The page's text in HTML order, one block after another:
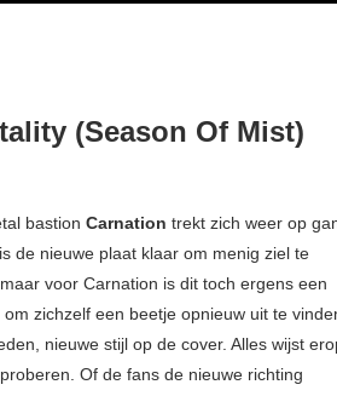
(Season Of Mist)
bastion Carnation trekt zich weer op
de nieuwe plaat klaar om menig ziel te
voor Carnation is dit toch ergens een
zichzelf een beetje opnieuw uit te
nieuwe stijl op de cover. Alles wijst
Of de fans de nieuwe richting